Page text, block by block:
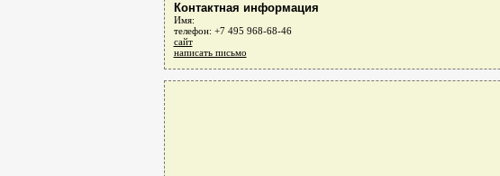
Контактная информация
Имя:
телефон: +7 495 968-68-46
сайт
написать письмо